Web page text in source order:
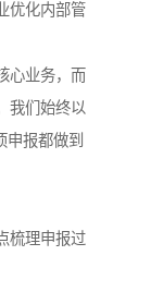
优化内部管
心业务，而
我们始终以
申报都做到
梳理申报过